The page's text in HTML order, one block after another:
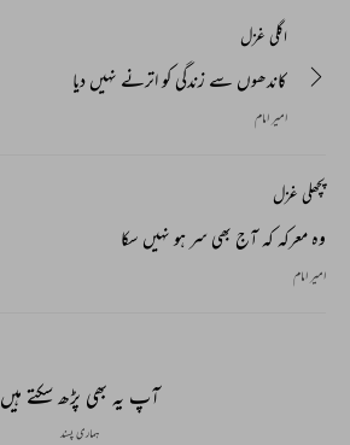
اگلی غزل
کاندھوں سے زندگی کو اترنے نہیں دیا
امیر امام
پچھلی غزل
وہ معرکہ کہ آج بھی سر ہو نہیں سکا
امیر امام
آپ یہ بھی پڑھ سکتے ہیں
ہماری پسند